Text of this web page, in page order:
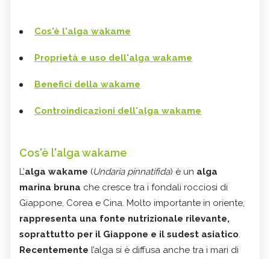
Cos'è l'alga wakame
Proprietà e uso dell'alga wakame
Benefici della wakame
Controindicazioni dell'alga wakame
Cos'è l'alga wakame
L’alga wakame (Undaria pinnatifida) è un alga
marina bruna che cresce tra i fondali rocciosi di
Giappone, Corea e Cina. Molto importante in oriente,
rappresenta una fonte nutrizionale rilevante,
soprattutto per il Giappone e il sudest asiatico.
Recentemente l’alga si è diffusa anche tra i mari di